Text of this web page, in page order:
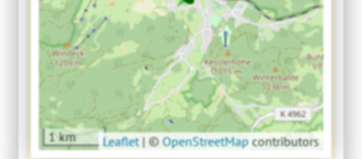
1 km Leaflet | © OpenStreetMapcontributors